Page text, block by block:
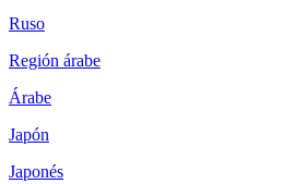
Ruso
Región árabe
Árabe
Japón
Japonés